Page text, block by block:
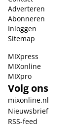
Adverteren
Abonneren
Inloggen
Sitemap
MIXpress
MIXonline
MIXpro
Volg ons
mixonline.nl
Nieuwsbrief
RSS-feed